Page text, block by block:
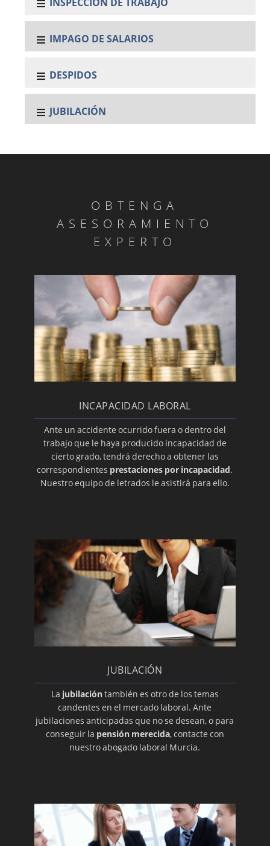
IMPAGO DE SALARIOS
DESPIDOS
JUBILACIÓN
OBTENGA
ASESORAMIENTO
EXPERTO
INCAPACIDAD LABORAL
Ante un accidente ocurrido fuera o dentro del
trabajo que le haya producido incapacidad de
cierto grado, tendrá derecho a obtener las
correspondientes prestaciones por incapacidad.
Nuestro equipo de letrados le asistirá para ello.
JUBILACIÓN
La jubilacióntambién es otro de los temas
candentes en el mercado laboral. Ante
jubilaciones anticipadas que no se desean, o para
conseguir la pensión merecida, contacte con
nuestro abogado laboral Murcia.